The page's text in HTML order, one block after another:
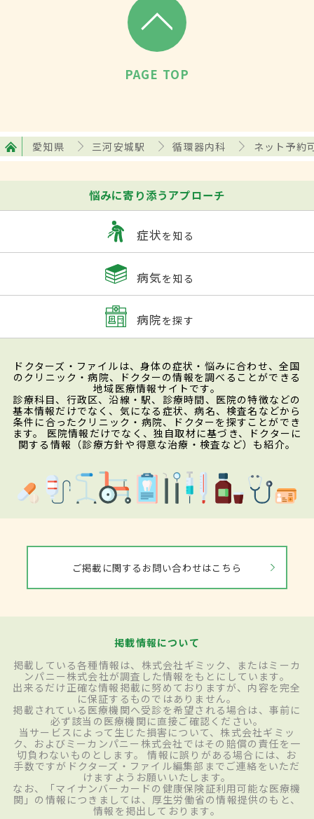
PAGE TOP
愛知県 三河安城駅 循環器内科 ネット予約
悩みに寄り添うアプローチ
症状を知る
病気を知る
病院を探す
ドクターズ・ファイルは、身体の症状・悩みに合わせ、全国
のクリニック・病院、ドクターの情報を調べることができる
地域医療情報サイトです。
診療科目、行政区、沿線・駅、診療時間、医院の特徴などの
基本情報だけでなく、気になる症状、病名、検査名などから
条件に合ったクリニック・病院、ドクターを探すことができ
ます。 医院情報だけでなく、独自取材に基づき、ドクターに
関する情報（診療方針や得意な治療・検査など）も紹介。
ご掲載に関するお問い合わせはこちら
掲載情報について
掲載している各種情報は、株式会社ギミック、またはミーカ
ンパニー株式会社が調査した情報をもとにしています。
出来るだけ正確な情報掲載に努めておりますが、内容を完全
に保証するものではありません。
掲載されている医療機関へ受診を希望される場合は、事前に
必ず該当の医療機関に直接ご確認ください。
当サービスによって生じた損害について、株式会社ギミッ
ク、およびミーカンパニー株式会社ではその賠償の責任を一
切負わないものとします。 情報に誤りがある場合には、お
手数ですがドクターズ・ファイル編集部までご連絡をいただ
けますようお願いいたします。
なお、「マイナンバーカードの健康保険証利用可能な医療機
関」の情報につきましては、厚生労働省の情報提供のもと、
情報を掲出しております。